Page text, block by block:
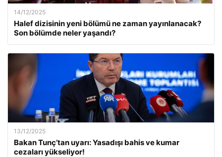
14/12/2025
Halef dizisinin yeni bölümü ne zaman yayınlanacak?
Son bölümde neler yaşandı?
13/12/2025
Bakan Tunç’tan uyarı: Yasadışı bahis ve kumar
cezaları yükseliyor!